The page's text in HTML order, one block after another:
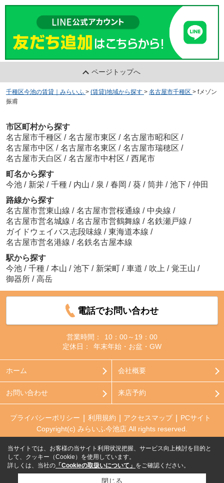
ページトップへ
千種区今池の賃貸｜みらいふ > (賃貸)地域から探す > 名古屋市千種区 > fメゾン
振甫
市区町村から探す
名古屋市千種区 / 名古屋市東区 / 名古屋市昭和区 /
名古屋市中区 / 名古屋市名東区 / 名古屋市瑞穂区 /
名古屋市天白区 / 名古屋市中村区 / 西尾市
町名から探す
今池 / 新栄 / 千種 / 内山 / 泉 / 春岡 / 葵 / 筒井 / 池下 / 仲田
路線から探す
名古屋市営東山線 / 名古屋市営桜通線 / 中央線 /
名古屋市営名城線 / 名古屋市営鶴舞線 / 名鉄瀬戸線 /
ガイドウェイバス志段味線 / 東海道本線 /
名古屋市営名港線 / 名鉄名古屋本線
駅から探す
今池 / 千種 / 本山 / 池下 / 新栄町 / 車道 / 吹上 / 覚王山 /
御器所 / 高岳
電話でお問い合わせ
営業時間：
10：00～19：00
定休日：
年末年始・お盆・GW
ホーム 会社概要
お問い合わせ 来店予約
プライバシーポリシー 利用規約 アクセスマップ
PCサイト
Copyright(c) みらいふ今池店 All rights reserved.
当サイトでは、お客様の当サイト利用状況把握、サービス向上検討を目的と
して、クッキー（Cookie）を使用しています。
詳しくは、当社の 「Cookieの取扱いについて」 をご確認ください。
閉じる